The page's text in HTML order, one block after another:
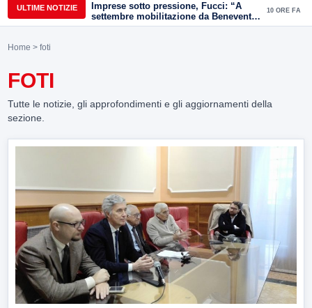
ULTIME NOTIZIE
Imprese sotto pressione, Fucci: “A
settembre mobilitazione da Benevento
e Avellino”
10 ORE FA
Home > foti
FOTI
Tutte le notizie, gli approfondimenti e gli aggiornamenti della
sezione.